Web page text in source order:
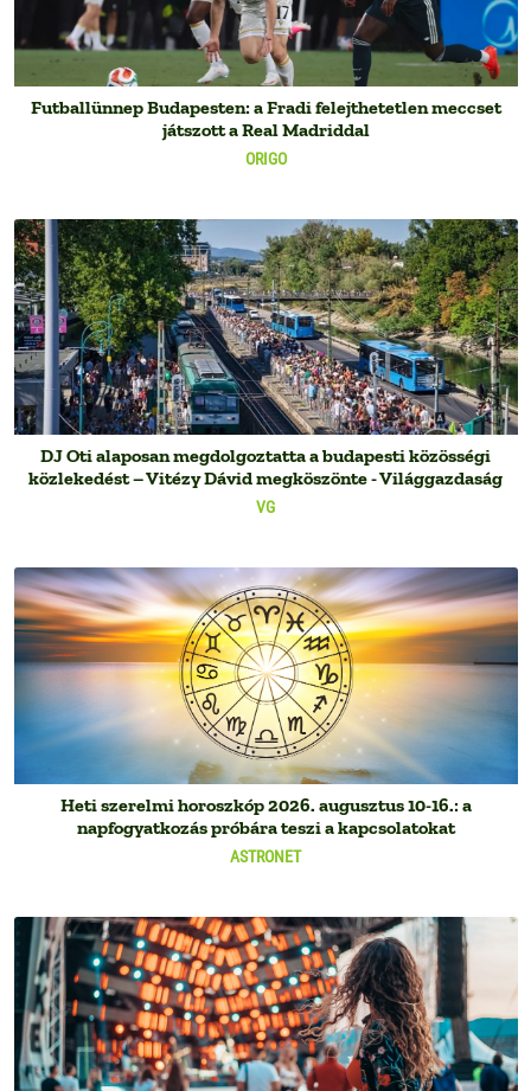
ORIGO
Futballünnep Budapesten: a Fradi felejthetetlen meccset
játszott a Real Madriddal
VG
DJ Oti alaposan megdolgoztatta a budapesti közösségi
közlekedést – Vitézy Dávid megköszönte - Világgazdaság
ASTRONET
Heti szerelmi horoszkóp 2026. augusztus 10-16.: a
napfogyatkozás próbára teszi a kapcsolatokat